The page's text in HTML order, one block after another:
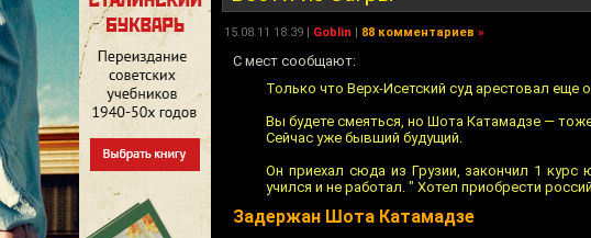
15.08.11 18:39 | Goblin | 88 комментариев »
С мест сообщают:
Только что Верх-Исетский суд арестовал еще
Вы будете смеяться, но Шота Катамадзе —
Сейчас уже бывший будущий.
Он приехал сюда из Грузии, закончил 1
учился и не работал. " Хотел приобрести
Задержан Шота Катамадзе